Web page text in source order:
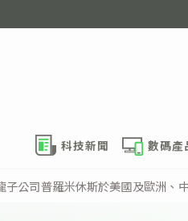
科技新聞 數碼產
子公司普羅米休斯於美國及歐洲、